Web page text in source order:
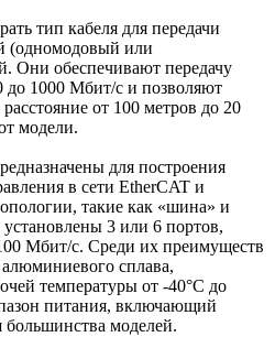
тип кабеля для передачи
(одномодовый или
Они обеспечивают передачу
до 1000 Мбит/с и позволяют
от 100 метров до 20
модели.
для построения
в сети EtherCAT и
такие как «шина» и
установлены 3 или 6 портов,
Мбит/с. Среди их преимуществ
алюминиевого сплава,
температуры от -40°C до
питания, включающий
моделей.